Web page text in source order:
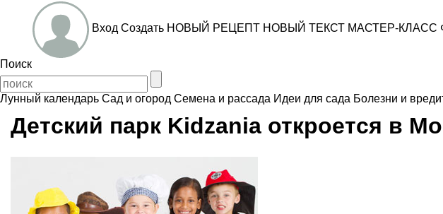
Вход Создать НОВЫЙ РЕЦЕПТ НОВЫЙ ТЕКСТ МАСТЕР-КЛАСС
Поиск
Лунный календарь Сад и огород Семена и рассада Идеи для сада Болезни и
Детский парк Kidzania откроется в